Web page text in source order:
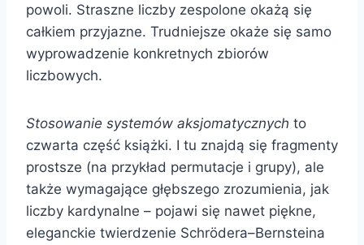
powoli. Straszne liczby zespolone okażą się
całkiem przyjazne. Trudniejsze okaże się samo
wyprowadzenie konkretnych zbiorów
liczbowych.
Stosowanie systemów aksjomatycznych to
czwarta część książki. I tu znajdą się fragmenty
prostsze (na przykład permutacje i grupy), ale
także wymagające głębszego zrozumienia, jak
liczby kardynalne – pojawi się nawet piękne,
eleganckie twierdzenie Schrödera–Bernsteina